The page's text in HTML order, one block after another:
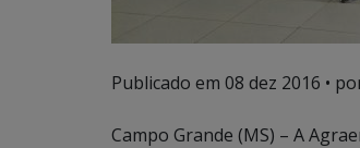
Publicado em 08 dez 2016 •
Campo Grande (MS) – A